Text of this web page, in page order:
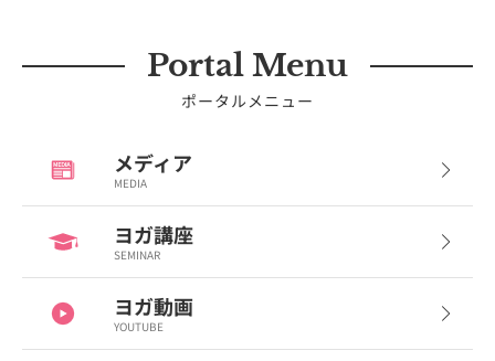
Portal Menu
ポータルメニュー
メディア
MEDIA
ヨガ講座
SEMINAR
ヨガ動画
YOUTUBE